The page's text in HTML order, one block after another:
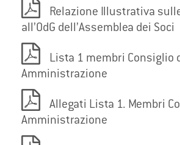
Relazione Illustrativa
all’OdG dell’Assemblea dei Soci
Lista 1 membri Consiglio
Amministrazione
Allegati Lista 1. Membri
Amministrazione